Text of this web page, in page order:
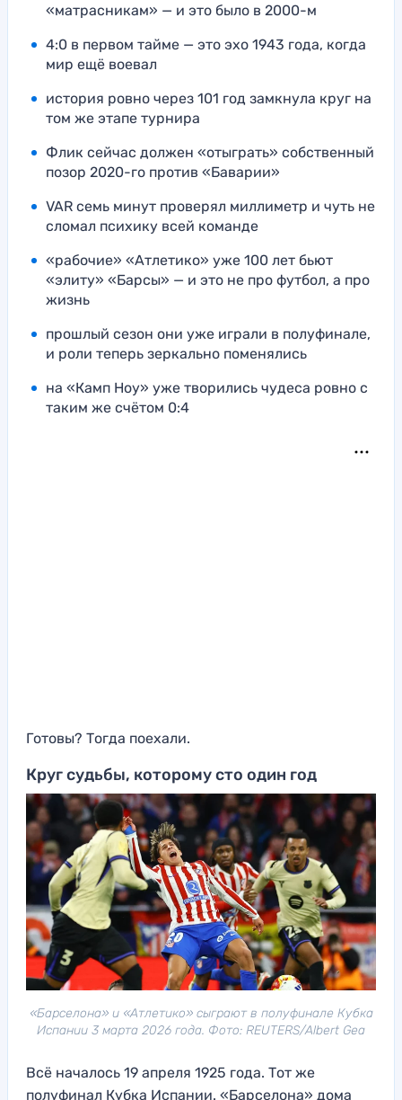
«матрасникам» — и это было в 2000-м
4:0 в первом тайме — это эхо 1943 года, когда
мир ещё воевал
история ровно через 101 год замкнула круг на
том же этапе турнира
Флик сейчас должен «отыграть» собственный
позор 2020-го против «Баварии»
VAR семь минут проверял миллиметр и чуть не
сломал психику всей команде
«рабочие» «Атлетико» уже 100 лет бьют
«элиту» «Барсы» — и это не про футбол, а про
жизнь
прошлый сезон они уже играли в полуфинале,
и роли теперь зеркально поменялись
на «Камп Ноу» уже творились чудеса ровно с
таким же счётом 0:4
Готовы? Тогда поехали.
Круг судьбы, которому сто один год
«Барселона» и «Атлетико» сыграют в полуфинале Кубка
Испании 3 марта 2026 года. Фото: REUTERS/Albert Gea
Всё началось 19 апреля 1925 года. Тот же
полуфинал Кубка Испании. «Барселона» дома